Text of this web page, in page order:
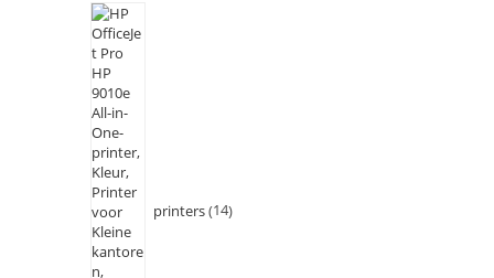
printers 14